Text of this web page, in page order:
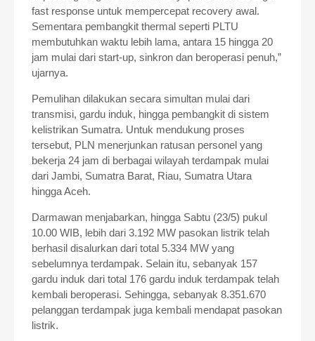
fast response untuk mempercepat recovery awal.
Sementara pembangkit thermal seperti PLTU
membutuhkan waktu lebih lama, antara 15 hingga 20
jam mulai dari start-up, sinkron dan beroperasi penuh,”
ujarnya.
Pemulihan dilakukan secara simultan mulai dari
transmisi, gardu induk, hingga pembangkit di sistem
kelistrikan Sumatra. Untuk mendukung proses
tersebut, PLN menerjunkan ratusan personel yang
bekerja 24 jam di berbagai wilayah terdampak mulai
dari Jambi, Sumatra Barat, Riau, Sumatra Utara
hingga Aceh.
Darmawan menjabarkan, hingga Sabtu (23/5) pukul
10.00 WIB, lebih dari 3.192 MW pasokan listrik telah
berhasil disalurkan dari total 5.334 MW yang
sebelumnya terdampak. Selain itu, sebanyak 157
gardu induk dari total 176 gardu induk terdampak telah
kembali beroperasi. Sehingga, sebanyak 8.351.670
pelanggan terdampak juga kembali mendapat pasokan
listrik.